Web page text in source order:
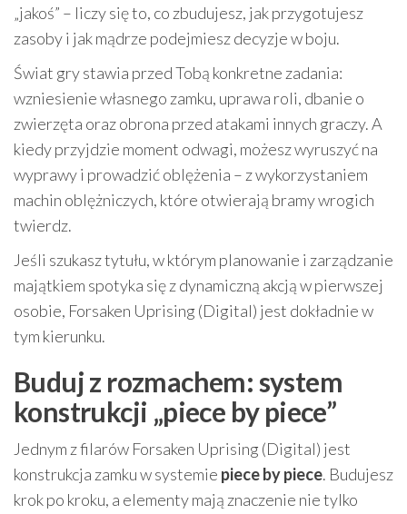
„jakoś” – liczy się to, co zbudujesz, jak przygotujesz
zasoby i jak mądrze podejmiesz decyzje w boju.
Świat gry stawia przed Tobą konkretne zadania:
wzniesienie własnego zamku, uprawa roli, dbanie o
zwierzęta oraz obrona przed atakami innych graczy. A
kiedy przyjdzie moment odwagi, możesz wyruszyć na
wyprawy i prowadzić oblężenia – z wykorzystaniem
machin oblężniczych, które otwierają bramy wrogich
twierdz.
Jeśli szukasz tytułu, w którym planowanie i zarządzanie
majątkiem spotyka się z dynamiczną akcją w pierwszej
osobie, Forsaken Uprising (Digital) jest dokładnie w
tym kierunku.
Buduj z rozmachem: system
konstrukcji „piece by piece”
Jednym z filarów Forsaken Uprising (Digital) jest
konstrukcja zamku w systemie piece by piece. Budujesz
krok po kroku, a elementy mają znaczenie nie tylko